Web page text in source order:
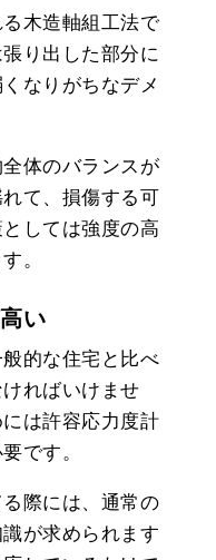
木造軸組工法で
り出した部分に
なりがちなデメ
体のバランスが
て、損傷する可
しては強度の高
。
い
的な住宅と比べ
ればいけませ
は許容応力度計
です。
際には、通常の
が求められます